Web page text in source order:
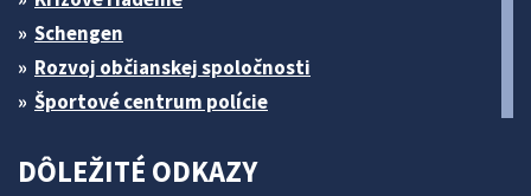
Schengen
Rozvoj občianskej spoločnosti
Športové centrum polície
DÔLEŽITÉ ODKAZY